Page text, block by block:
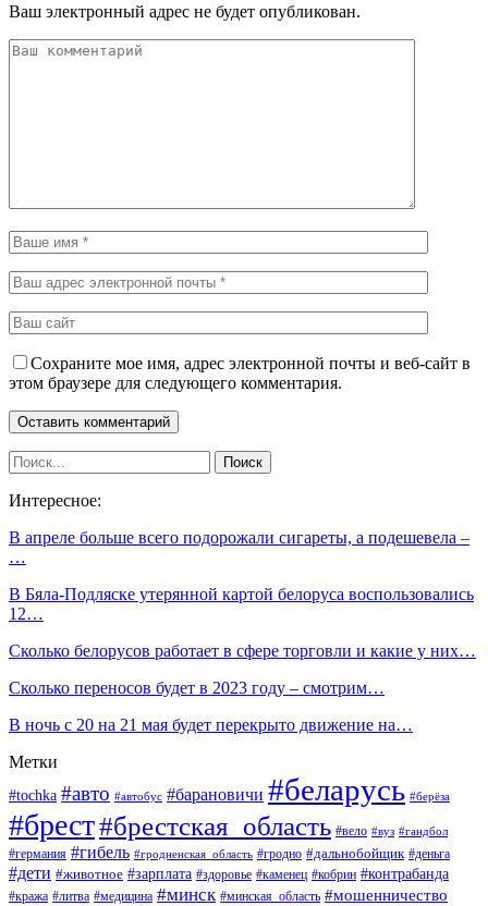
Ваш электронный адрес не будет опубликован.
Сохраните мое имя, адрес электронной почты и веб-сайт в
этом браузере для следующего комментария.
Интересное:
В апреле больше всего подорожали сигареты, а подешевела –
…
В Бяла-Подляске утерянной картой белоруса воспользовались
12…
Сколько белорусов работает в сфере торговли и какие у них…
Сколько переносов будет в 2023 году – смотрим…
В ночь с 20 на 21 мая будет перекрыто движение на…
Метки
#tochka #авто #автобус #барановичи #беларусь #берёза
#брест#брестская_область #вело #вуз #гандбол
#германия #гибель #гродненская_область #гродно #дальнобойщик #деньга
#дети #животное #зарплата #здоровье #каменец #кобрин #контрабанда
#кража #литва #медицина #минск #минская_область #мошенничество